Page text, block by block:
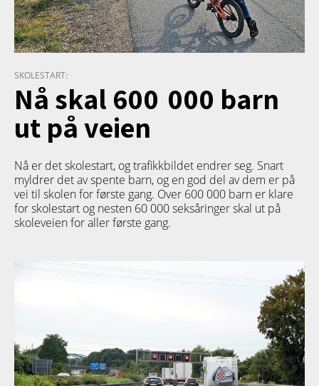
SKOLESTART:
Nå skal 600 000 barn
ut på veien
Nå er det skolestart, og trafikkbildet endrer seg. Snart
myldrer det av spente barn, og en god del av dem er på
vei til skolen for første gang. Over 600 000 barn er klare
for skolestart og nesten 60 000 seksåringer skal ut på
skoleveien for aller første gang.